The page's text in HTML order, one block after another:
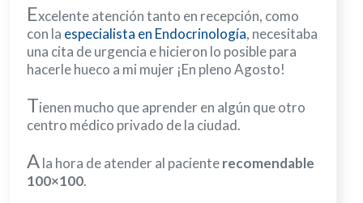
Excelente atención tanto en recepción, como
con la especialista en Endocrinología, necesitaba
una cita de urgencia e hicieron lo posible para
hacerle hueco a mi mujer ¡En pleno Agosto!
Tienen mucho que aprender en algún que otro
centro médico privado de la ciudad.
Ala hora de atender al pacienterecomendable
100×100.